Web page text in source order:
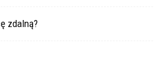
zdalną?